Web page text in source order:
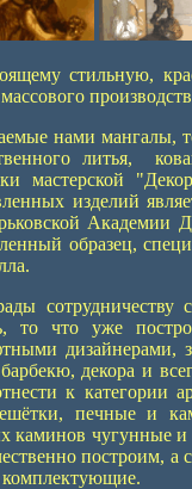
стильную,
нами мангалы,
литья,
мастерской
изделий
Академии
образец,
то что уже
дизайнерами,
декора и
к категории
печные и
каминов чугунные и
построим, а